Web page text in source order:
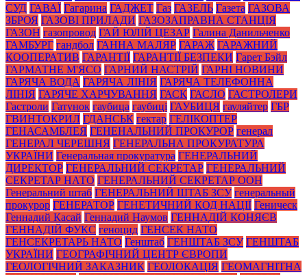
СУД ГАВАЇ Гагарина ГАДЖЕТ Газ ГАЗЕЛЬ Газета ГАЗОВА
ЗБРОЯ ГАЗОВІ ПРИЛАДИ ГАЗОЗАПРАВНА СТАНЦІЯ
ГАЗОН газопровод ГАЙ ЮЛІЙ ЦЕЗАР Галина Данильченко
ГАМБУРГ гандбол ГАННА МАЛЯР ГАРАЖ ГАРАЖНИЙ
КООПЕРАТИВ ГАРАНТІЇ ГАРАНТІЇ БЕЗПЕКИ Гарет Бэйл
ГАРМАТНЕ М'ЯСО ГАРНИЙ НАСТРІЙ ГАРНІ НОВИНИ
ГАРЯЧА ВОДА ГАРЯЧА ЛІНІЯ ГАРЯЧА ТЕЛЕФОННА
ЛІНІЯ ГАРЯЧЕ ХАРЧУВАННЯ ГАСК ГАСЛО ГАСТРОЛЕРИ
Гастроли Гатунок гаубица гаубиці ГАУБИЦЯ гауляйтер ГБР
ГВИНТОКРИЛ ГДАНСЬК гектар ГЕЛІКОПТЕР
ГЕНАСАМБЛЕЯ ГЕНЕНАЛЬНИЙ ПРОКУРОР генерал
ГЕНЕРАЛ ЧЕРЕШНЯ ГЕНЕРАЛЬНА ПРОКУРАТУРА
УКРАЇНИ Генеральная прокуратура ГЕНЕРАЛЬНИЙ
ДИРЕКТОР ГЕНЕРАЛЬНИЙ СЕКРЕТАР ГЕНЕРАЛЬНИЙ
СЕКРЕТАР НАТО ГЕНЕРАЛЬНИЙ СЕКРЕТАР ООН
Генеральний штаб ГЕНЕРАЛЬНИЙ ШТАБ ЗСУ генеральный
прокурор ГЕНЕРАТОР ГЕНЕТИЧНИЙ КОД НАЦІЇ Геническ
Геннадий Касай Геннадий Наумов ГЕННАДІЙ КОНЯЄВ
ГЕННАДІЙ ФУКС геноцид ГЕНСЕК НАТО
ГЕНСЕКРЕТАРЬ НАТО Генштаб ГЕНШТАБ ЗСУ ГЕНШТАБ
УКРАЇНИ ГЕОГРАФІЧНИЙ ЦЕНТР ЄВРОПИ
ГЕОЛОГІЧНИЙ ЗАКАЗНИК ГЕОЛОКАЦІЯ ГЕОМАГНІТНА